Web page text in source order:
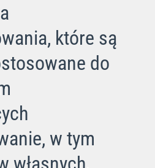
które są
do
w tym